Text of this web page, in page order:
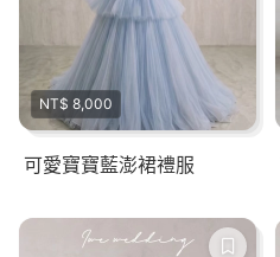
NT$ 8,000
可愛寶寶藍澎裙禮服